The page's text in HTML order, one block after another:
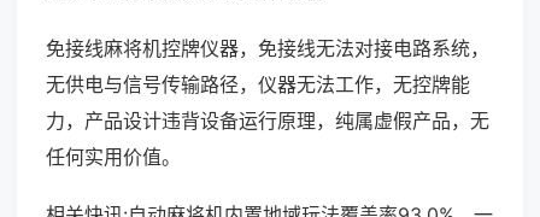
免接线麻将机控牌仪器，免接线无法对接电路系统，
无供电与信号传输路径，仪器无法工作，无控牌能
力，产品设计违背设备运行原理，纯属虚假产品，无
任何实用价值。